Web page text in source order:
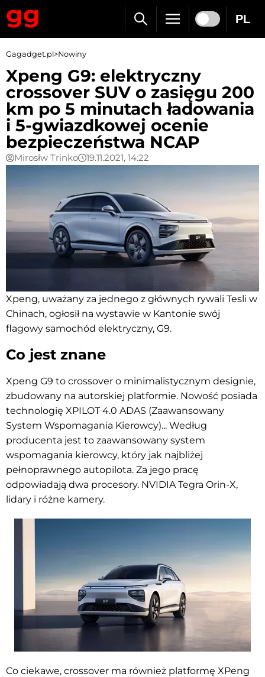
PL
Gagadget.pl>Nowiny
Xpeng G9: elektryczny
crossover SUV o zasięgu 200
km po 5 minutach ładowania
i 5-gwiazdkowej ocenie
bezpieczeństwa NCAP
Mirosłw Trinko 19.11.2021, 14:22
Xpeng, uważany za jednego z głównych rywali Tesli w
Chinach, ogłosił na wystawie w Kantonie swój
flagowy samochód elektryczny, G9.
Co jest znane
Xpeng G9 to crossover o minimalistycznym designie,
zbudowany na autorskiej platformie. Nowość posiada
technologię XPILOT 4.0 ADAS (Zaawansowany
System Wspomagania Kierowcy)... Według
producenta jest to zaawansowany system
wspomagania kierowcy, który jak najbliżej
pełnoprawnego autopilota. Za jego pracę
odpowiadają dwa procesory. NVIDIA Tegra Orin-X,
lidary i różne kamery.
Co ciekawe, crossover ma również platformę XPeng